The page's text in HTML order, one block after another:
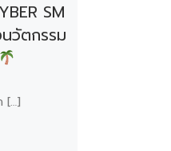
SM
วัตกรรม
[…]